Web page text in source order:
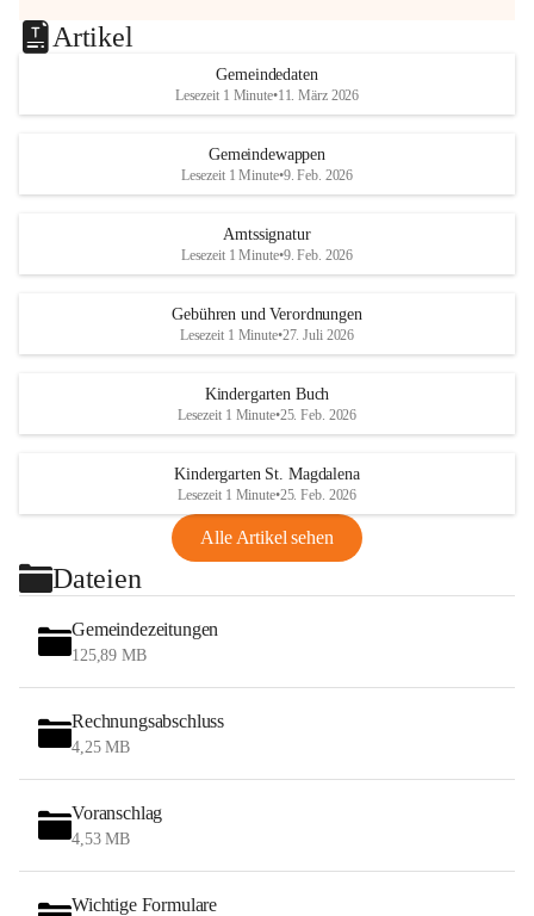
Artikel
Gemeindedaten
Lesezeit 1 Minute•11. März 2026
Gemeindewappen
Lesezeit 1 Minute•9. Feb. 2026
Amtssignatur
Lesezeit 1 Minute•9. Feb. 2026
Gebühren und Verordnungen
Lesezeit 1 Minute•27. Juli 2026
Kindergarten Buch
Lesezeit 1 Minute•25. Feb. 2026
Kindergarten St. Magdalena
Lesezeit 1 Minute•25. Feb. 2026
Alle Artikel sehen
Dateien
Gemeindezeitungen
125,89 MB
Rechnungsabschluss
4,25 MB
Voranschlag
4,53 MB
Wichtige Formulare